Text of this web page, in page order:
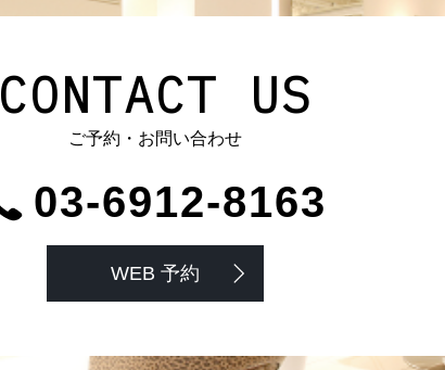
CONTACT US
ご予約・お問い合わせ
03-6912-8163
WEB 予約